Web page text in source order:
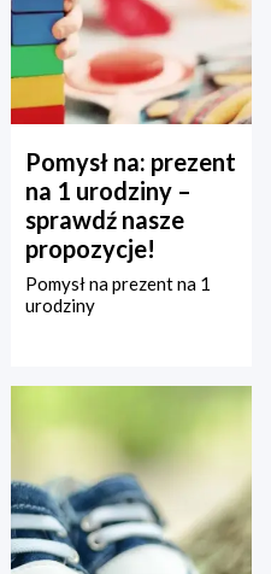
Pomysł na: prezent
na 1 urodziny –
sprawdź nasze
propozycje!
Pomysł na prezent na 1
urodziny